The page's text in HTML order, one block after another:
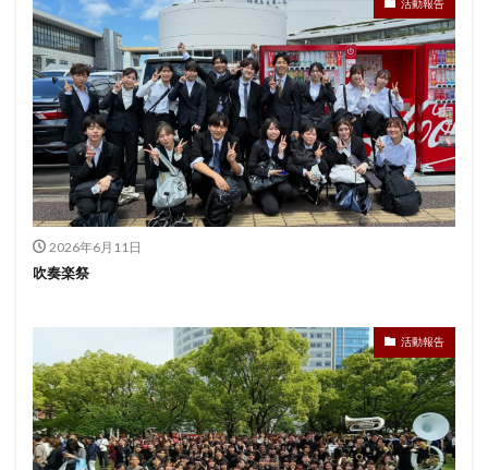
活動報告
2026年6月11日
吹奏楽祭
活動報告